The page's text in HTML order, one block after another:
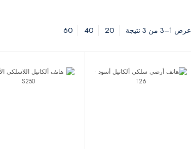
عرض 1–3 من 3 نتيجة 20
40
60